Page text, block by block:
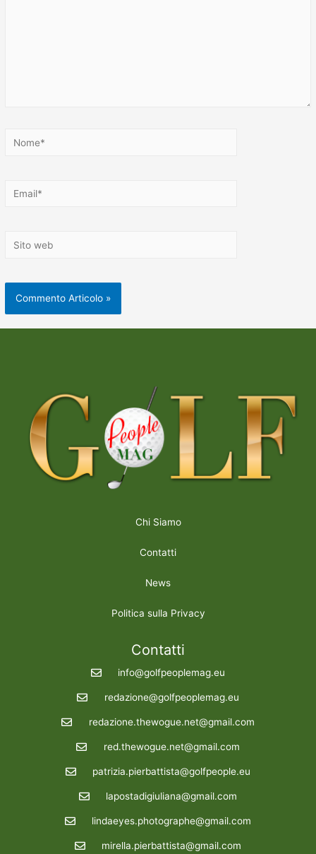
Chi Siamo
Contatti
News
Politica sulla Privacy
Contatti
info@golfpeoplemag.eu
redazione@golfpeoplemag.eu
redazione.thewogue.net@gmail.com
red.thewogue.net@gmail.com
patrizia.pierbattista@golfpeople.eu
lapostadigiuliana@gmail.com
lindaeyes.photographe@gmail.com
mirella.pierbattista@gmail.com